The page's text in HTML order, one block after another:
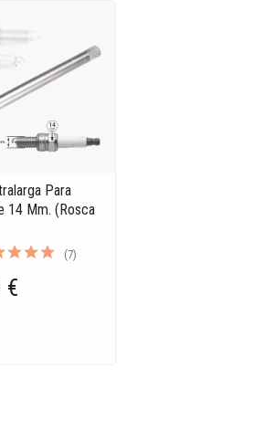
Para
14 Mm. (rosca
(7)
€